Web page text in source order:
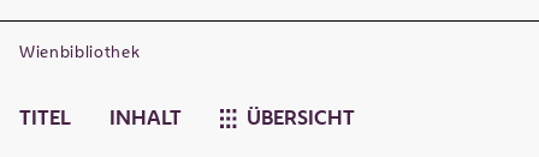
Wienbibliothek
TITEL INHALT ÜBERSICHT